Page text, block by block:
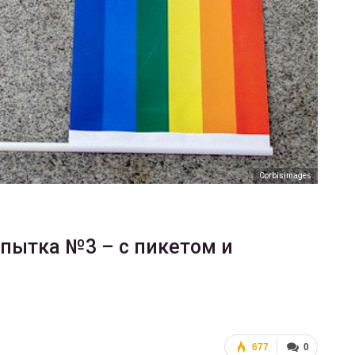
Corbisimages
№3 – с пикетом и
0
677
В Берлине отпраздновали
легализацию гей-браков
0